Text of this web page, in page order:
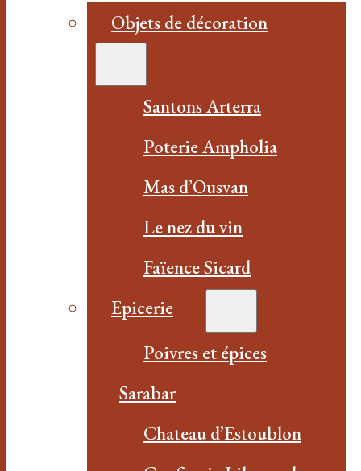
Objets de décoration
Santons Arterra
Poterie Ampholia
Mas d’Ousvan
Le nez du vin
Faïence Sicard
Epicerie
Poivres et épices
Sarabar
Chateau d’Estoublon